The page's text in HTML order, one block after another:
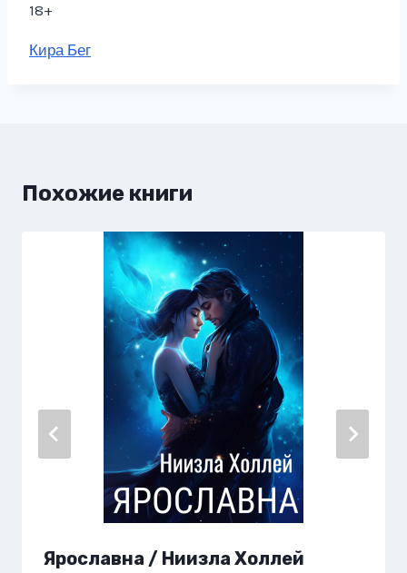
18+
Метки
Кира Бег
Похожие книги
Ярославна / Ниизла Холлей